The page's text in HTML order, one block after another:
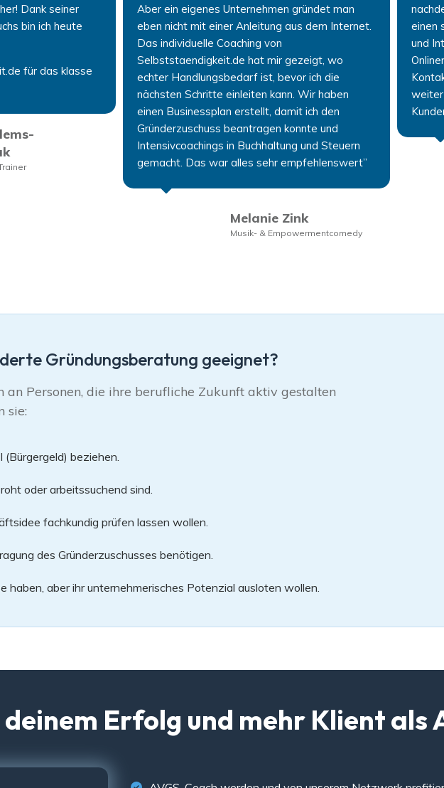
Dank seiner
bin ich heute
für das klasse
Aber ein eigenes Unternehmen gründet man
eben nicht mit einer Anleitung aus dem Internet.
Das individuelle Coaching von
Selbststaendigkeit.de hat mir gezeigt, wo
echter Handlungsbedarf ist, bevor ich die
nächsten Schritte einleiten kann. Wir haben
einen Businessplan erstellt, damit ich den
Gründerzuschuss beantragen konnte und
Intensivcoachings in Buchhaltung und Steuern
gemacht. Das war alles sehr empfehlenswert”
Melanie Zink
Musik- & Empowermentcomedy
einen
und
weiter
Gründungsberatung geeignet?
an Personen, die ihre berufliche Zukunft aktiv gestalten
sie:
beziehen.
oder arbeitssuchend sind.
fachkundig prüfen lassen wollen.
des Gründerzuschusses benötigen.
haben, aber ihr unternehmerisches Potenzial ausloten wollen.
Erfolg und mehr Klient als